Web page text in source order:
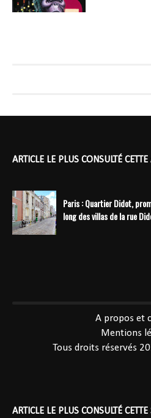
ARTICLE LE PLUS CONSULTÉ
Paris : Quartier Didot,
long des villas de la rue
A propos et
Mentions
Tous droits réservés
ARTICLE LE PLUS CONSULTÉ